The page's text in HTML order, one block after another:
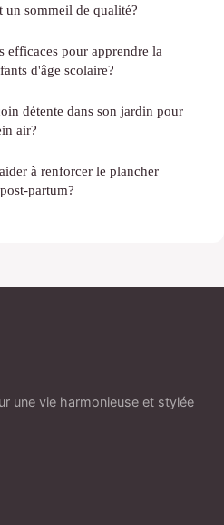
un sommeil de qualité?
efficaces pour apprendre la
d'âge scolaire?
détente dans son jardin pour
air?
à renforcer le plancher
partum?
une vie harmonieuse et stylée